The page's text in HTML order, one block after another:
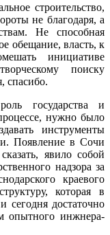
строительство,
не благодаря, а
Не способная
обещание, власть, к
инициативе
поиску
спасибо.
государства и
нужно было
инструменты
Появление в Сочи
явило собой
надзора за
краевого
которая в
сегодня достаточно
опытного инжнера-